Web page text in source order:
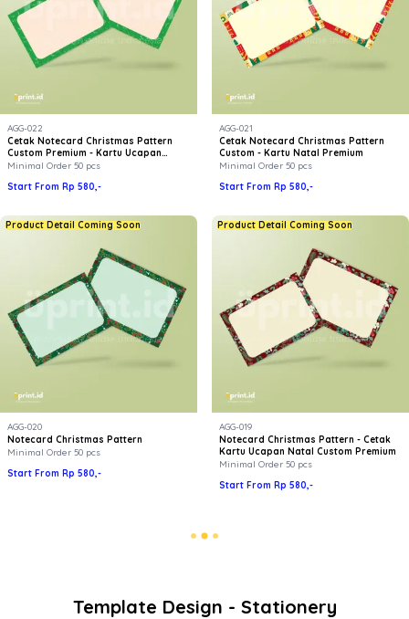
AGG-022
Cetak Notecard Christmas Pattern
Custom Premium - Kartu Ucapan
Natal Uprint
Minimal Order 50 pcs
Start From Rp 580,-
AGG-021
Cetak Notecard Christmas Pattern
Custom - Kartu Natal Premium
Minimal Order 50 pcs
Start From Rp 580,-
Product Detail Coming Soon
AGG-020
Notecard Christmas Pattern
Minimal Order 50 pcs
Start From Rp 580,-
Product Detail Coming Soon
AGG-019
Notecard Christmas Pattern - Cetak
Kartu Ucapan Natal Custom Premium
Minimal Order 50 pcs
Start From Rp 580,-
Template Design - Stationery